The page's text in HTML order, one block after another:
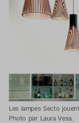
Les lampes Secto
Photo par Laura Vesa.